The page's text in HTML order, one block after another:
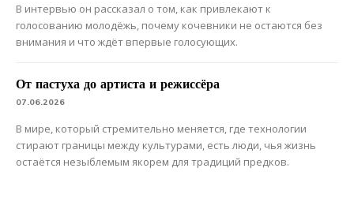
В интервью он рассказал о том, как привлекают к
голосованию молодёжь, почему кочевники не остаются без
внимания и что ждёт впервые голосующих.
От пастуха до артиста и режиссёра
07.06.2026
В мире, который стремительно меняется, где технологии
стирают границы между культурами, есть люди, чья жизнь
остаётся незыблемым якорем для традиций предков.